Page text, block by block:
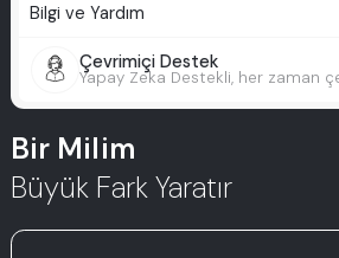
Bilgi ve Yardım
Çevrimiçi Destek
Yapay Zeka Destekli, her zaman
Bir Milim
Büyük Fark Yaratır